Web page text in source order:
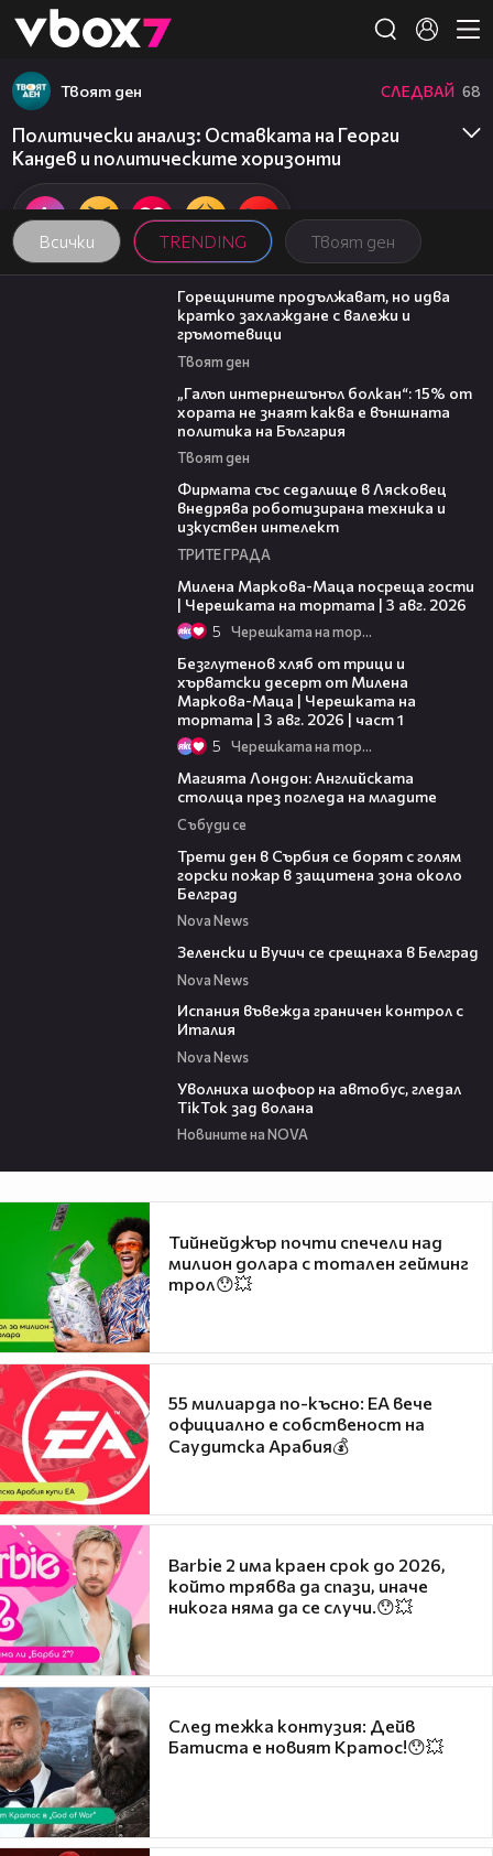
👾
Всички TRENDING Твоят ден
Твоят ден СЛЕДВАЙ 68
Политически анализ: Оставката на Георги
Кандев и политическите хоризонти
02:31
Горещините продължават, но идва
кратко захлаждане с валежи и
гръмотевици
Твоят ден
„Галъп интернешънъл болкан“: 15% от
хората не знаят каква е външната
политика на България
Твоят ден
Фирмата със седалище в Лясковец
внедрява роботизирана техника и
изкуствен интелект
ТРИТЕ ГРАДА
Милена Маркова-Маца посреща гости
| Черешката на тортата | 3 авг. 2026
5 Черешката на тортата
Безглутенов хляб от трици и
хърватски десерт от Милена
Маркова-Маца | Черешката на
тортата | 3 авг. 2026 | част 1
5 Черешката на тортата
Магията Лондон: Английската
столица през погледа на младите
Събуди се
Трети ден в Сърбия се борят с голям
горски пожар в защитена зона около
Белград
Nova News
Зеленски и Вучич се срещнаха в Белград
Nova News
Испания въвежда граничен контрол с
Италия
Nova News
Уволниха шофьор на автобус, гледал
TikTok зад волана
Новините на NOVA
Тийнейджър почти спечели над
милион долара с тотален гейминг
трол😯💥
55 милиарда по-късно: EA вече
официално е собственост на
Саудитска Арабия💰
Barbie 2 има краен срок до 2026,
който трябва да спази, иначе
никога няма да се случи.😯💥
След тежка контузия: Дейв
Батиста е новият Кратос!😯💥